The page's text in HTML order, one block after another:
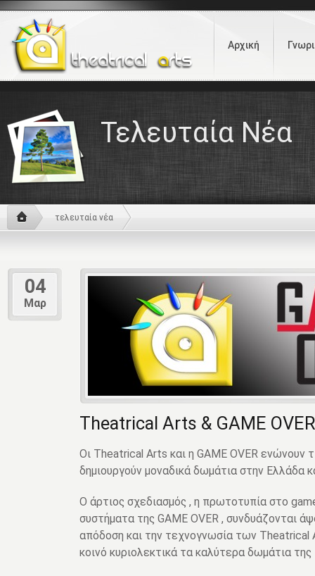
Αρχική
Τελευταία Νέα
τελευταία νέα
04
Μαρ
Theatrical Arts & GAME OVER
Οι Theatrical Arts και η GAME OVER ενώνουν
δημιουργούν μοναδικά δωμάτια στην Ελλάδα
Ο άρτιος σχεδιασμός , η πρωτοτυπία στο
συστήματα της GAME OVER , συνδυάζονται
απόδοση και την τεχνογνωσία των Theatrical
κοινό κυριολεκτικά τα καλύτερα δωμάτια